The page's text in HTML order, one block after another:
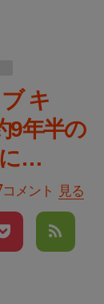
キ
9年半の
に…
コメント 見る